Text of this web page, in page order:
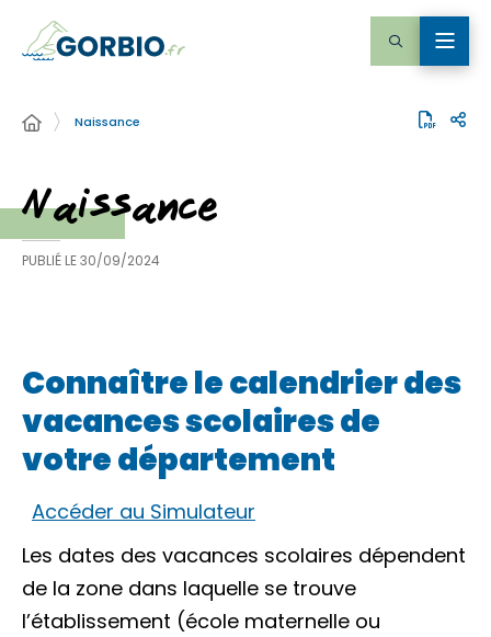
Naissance
Naissance
PUBLIÉ LE30/09/2024
Connaître le calendrier des
vacances scolaires de
votre département
Accéder au Simulateur
Les dates des vacances scolaires dépendent
de la zone dans laquelle se trouve
l’établissement (école maternelle ou